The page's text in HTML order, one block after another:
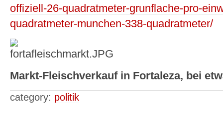
offiziell-26-quadratmeter-grunflache-pro-
quadratmeter-munchen-338-quadratmeter/
Markt-Fleischverkauf in Fortaleza, bei
category: politik